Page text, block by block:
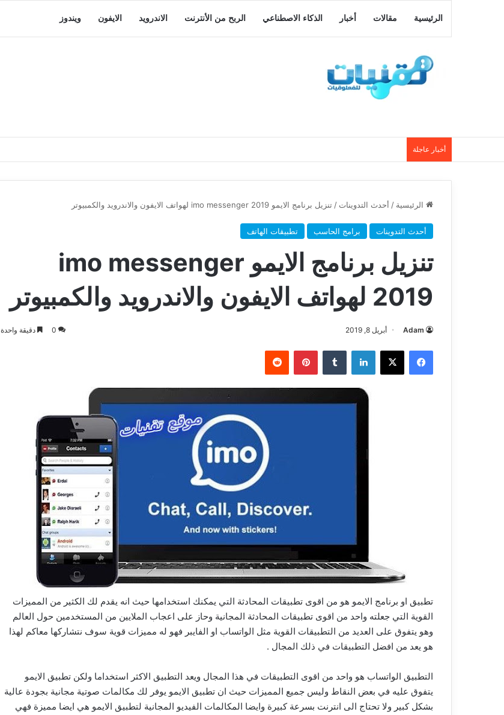
الرئيسية مقالات أخبار الذكاء الاصطناعي الربح من الأنترنت الاندرويد الايفون ويندوز
أخبار عاجلة
الرئيسية / أحدث التدوينات / تنزيل برنامج الايمو imo messenger 2019 لهواتف الايفون والاندرويد والكمبيوتر
أحدث التدوينات برامج الحاسب تطبيقات الهاتف
تنزيل برنامج الايمو imo messenger
2019 لهواتف الايفون والاندرويد والكمبيوتر
Adam أبريل 8, 2019 0 دقيقة واحدة
فيسبوك ‫X لينكدإن بينتيريست
تطبيق او برنامج الايمو هو من اقوى تطبيقات المحادثة التي يمكنك استخدامها حيث انه يقدم لك الكثير من المميزات
القوية التي جعلته واحد من اقوى تطبيقات المحادثة المجانية وحاز على اعجاب الملايين من المستخدمين حول العالم
وهو يتفوق على العديد من التطبيقات القوية مثل الواتساب او الفايبر فهو له مميزات قوية سوف نتشاركها معاكم لهذا
هو يعد من افضل التطبيقات في ذلك المجال .
التطبيق الواتساب هو واحد من اقوى التطبيقات في هذا المجال ويعد التطبيق الاكثر استخداما ولكن تطبيق الايمو
يتفوق عليه في بعض النقاط وليس جميع المميزات حيث ان تطبيق الايمو يوفر لك مكالمات صوتية مجانية بجودة عالية
بشكل كبير ولا تحتاج الى انترنت بسرعة كبيرة وايضا المكالمات الفيديو المجانية لتطبيق الايمو هي ايضا مميزة فهي